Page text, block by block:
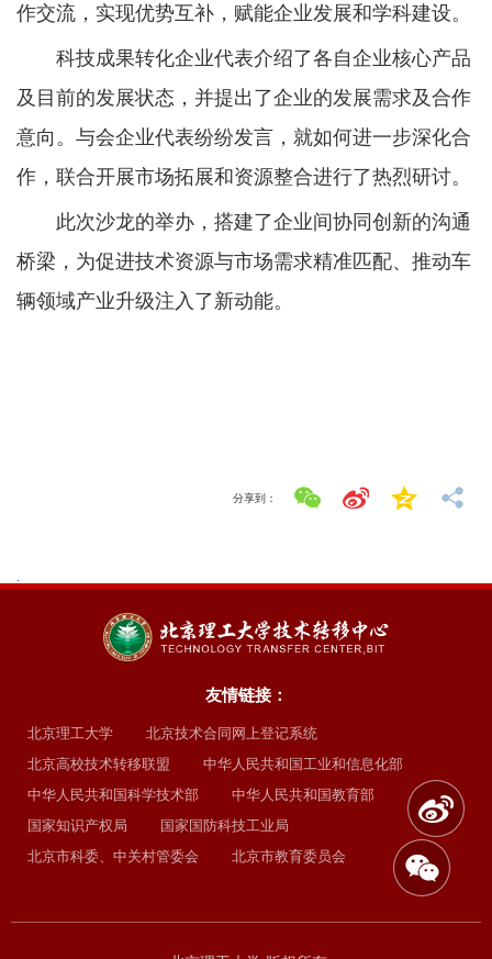
作交流，实现优势互补，赋能企业发展和学科建设。
科技成果转化企业代表介绍了各自企业核心产品
及目前的发展状态，并提出了企业的发展需求及合作
意向。与会企业代表纷纷发言，就如何进一步深化合
作，联合开展市场拓展和资源整合进行了热烈研讨。
此次沙龙的举办，搭建了企业间协同创新的沟通
桥梁，为促进技术资源与市场需求精准匹配、推动车
辆领域产业升级注入了新动能。
分享到：
友情链接：
北京理工大学
北京技术合同网上登记系统
北京高校技术转移联盟
中华人民共和国工业和信息化部
中华人民共和国科学技术部
中华人民共和国教育部
国家知识产权局
国家国防科技工业局
北京市科委、中关村管委会
北京市教育委员会